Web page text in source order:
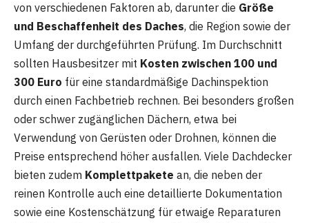
von verschiedenen Faktoren ab, darunter die Größe
und Beschaffenheit des Daches, die Region sowie der
Umfang der durchgeführten Prüfung. Im Durchschnitt
sollten Hausbesitzer mit Kosten zwischen 100 und
300 Euro für eine standardmäßige Dachinspektion
durch einen Fachbetrieb rechnen. Bei besonders großen
oder schwer zugänglichen Dächern, etwa bei
Verwendung von Gerüsten oder Drohnen, können die
Preise entsprechend höher ausfallen. Viele Dachdecker
bieten zudem Komplettpakete an, die neben der
reinen Kontrolle auch eine detaillierte Dokumentation
sowie eine Kostenschätzung für etwaige Reparaturen